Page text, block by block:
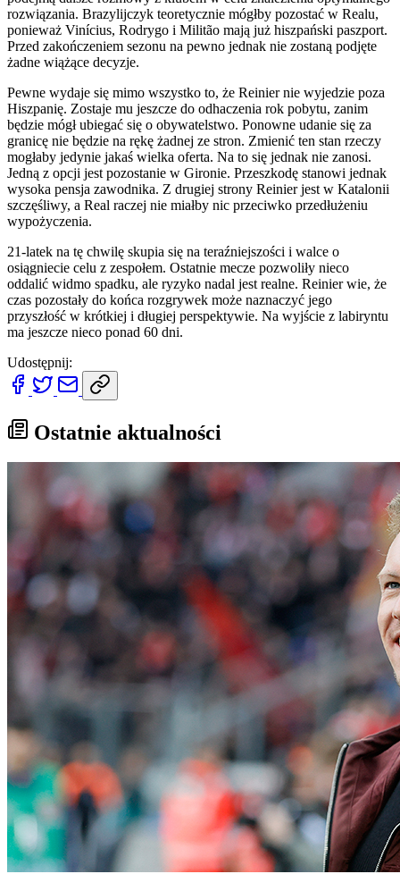
rozwiązania. Brazylijczyk teoretycznie mógłby pozostać w Realu,
ponieważ Vinícius, Rodrygo i Militão mają już hiszpański paszport.
Przed zakończeniem sezonu na pewno jednak nie zostaną podjęte
żadne wiążące decyzje.
Pewne wydaje się mimo wszystko to, że Reinier nie wyjedzie poza
Hiszpanię. Zostaje mu jeszcze do odhaczenia rok pobytu, zanim
będzie mógł ubiegać się o obywatelstwo. Ponowne udanie się za
granicę nie będzie na rękę żadnej ze stron. Zmienić ten stan rzeczy
mogłaby jedynie jakaś wielka oferta. Na to się jednak nie zanosi.
Jedną z opcji jest pozostanie w Gironie. Przeszkodę stanowi jednak
wysoka pensja zawodnika. Z drugiej strony Reinier jest w Katalonii
szczęśliwy, a Real raczej nie miałby nic przeciwko przedłużeniu
wypożyczenia.
21-latek na tę chwilę skupia się na teraźniejszości i walce o
osiągniecie celu z zespołem. Ostatnie mecze pozwoliły nieco
oddalić widmo spadku, ale ryzyko nadal jest realne. Reinier wie, że
czas pozostały do końca rozgrywek może naznaczyć jego
przyszłość w krótkiej i długiej perspektywie. Na wyjście z labiryntu
ma jeszcze nieco ponad 60 dni.
Udostępnij:
Ostatnie aktualności